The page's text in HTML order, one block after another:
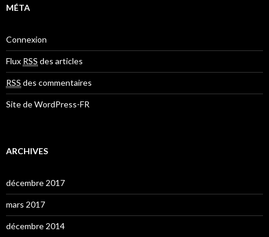
MÉTA
Connexion
Flux RSS des articles
RSS des commentaires
Site de WordPress-FR
ARCHIVES
décembre 2017
mars 2017
décembre 2014